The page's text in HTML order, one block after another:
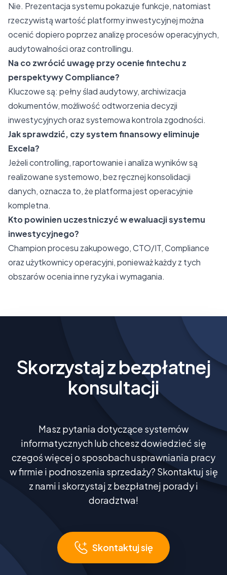
Nie. Prezentacja systemu pokazuje funkcje, natomiast
rzeczywistą wartość platformy inwestycyjnej można
ocenić dopiero poprzez analizę procesów operacyjnych,
audytowalności oraz controllingu.
Na co zwrócić uwagę przy ocenie fintechu z
perspektywy Compliance?
Kluczowe są: pełny ślad audytowy, archiwizacja
dokumentów, możliwość odtworzenia decyzji
inwestycyjnych oraz systemowa kontrola zgodności.
Jak sprawdzić, czy system finansowy eliminuje
Excela?
Jeżeli controlling, raportowanie i analiza wyników są
realizowane systemowo, bez ręcznej konsolidacji
danych, oznacza to, że platforma jest operacyjnie
kompletna.
Kto powinien uczestniczyć w ewaluacji systemu
inwestycyjnego?
Champion procesu zakupowego, CTO/IT, Compliance
oraz użytkownicy operacyjni, ponieważ każdy z tych
obszarów ocenia inne ryzyka i wymagania.
Skorzystaj z bezpłatnej
konsultacji
Masz pytania dotyczące systemów
informatycznych lub chcesz dowiedzieć się
czegoś więcej o sposobach usprawniania pracy
w firmie i podnoszenia sprzedaży? Skontaktuj się
z nami i skorzystaj z bezpłatnej porady i
doradztwa!
Skontaktuj się